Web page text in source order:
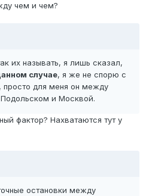
чем и чем?
их называть, я лишь сказал,
случае, я же не спорю с
просто для меня он между
и Москвой.
фактор? Нахватаются тут у
остановки между